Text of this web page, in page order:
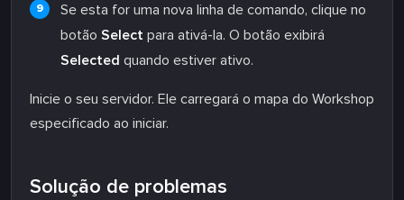
Se esta for uma nova linha de comando, clique no
botão Select para ativá-la. O botão exibirá
Selected quando estiver ativo.
Inicie o seu servidor. Ele carregará o mapa do Workshop
especificado ao iniciar.
Solução de problemas